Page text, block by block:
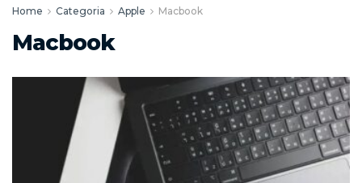
Home Categoria Apple Macbook
Macbook